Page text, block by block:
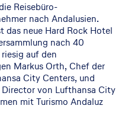
Reisebüro-
nach Andalusien.
das neue Hard Rock Hotel
nach 40
auf den
Markus Orth, Chef der
City Centers, und
von Lufthansa City
mit Turismo Andaluz